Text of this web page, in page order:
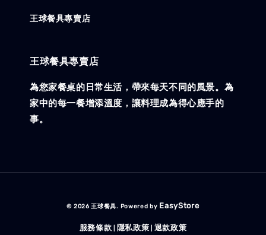
王球餐具專賣店
王球餐具專賣店
為您家餐桌的日常生活，帶來每天不同的風景。為
家中的每一餐增添溫度，讓料理成為得心應手的
事。
© 2026 王球餐具. Powered by EasyStore
服務條款 隱私政策 退款政策